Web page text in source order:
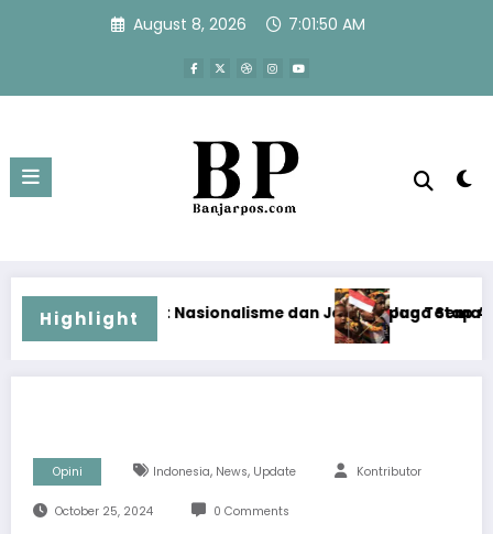
August 8, 2026 7:01:51 AM
Highlight
dan Jaga Papua Tetap Aman Menjelang HUT Ke-81 RI
Jaga Semangat Nasionalisme dan
Opini Indonesia, News, Update Kontributor
October 25, 2024 0 Comments